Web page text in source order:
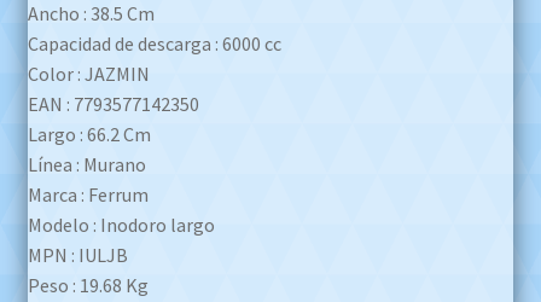
Ancho : 38.5 Cm
Capacidad de descarga : 6000 cc
Color : JAZMIN
EAN : 7793577142350
Largo : 66.2 Cm
Línea : Murano
Marca : Ferrum
Modelo : Inodoro largo
MPN : IULJB
Peso : 19.68 Kg